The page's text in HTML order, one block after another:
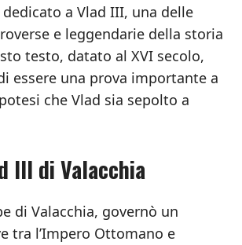
a Vlad III, una delle
e leggendarie della storia
testo, datato al XVI secolo,
essere una prova importante a
che Vlad sia sepolto a
III di Valacchia
di Valacchia, governò un
tra l’Impero Ottomano e